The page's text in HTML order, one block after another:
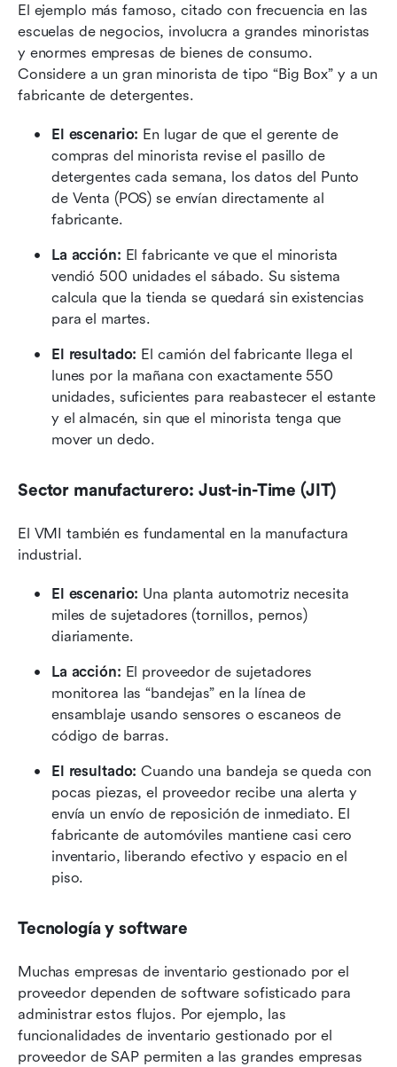
El ejemplo más famoso, citado con frecuencia en las
escuelas de negocios, involucra a grandes minoristas
y enormes empresas de bienes de consumo.
Considere a un gran minorista de tipo “Big Box” y a un
fabricante de detergentes.
El escenario: En lugar de que el gerente de
compras del minorista revise el pasillo de
detergentes cada semana, los datos del Punto
de Venta (POS) se envían directamente al
fabricante.
La acción: El fabricante ve que el minorista
vendió 500 unidades el sábado. Su sistema
calcula que la tienda se quedará sin existencias
para el martes.
El resultado: El camión del fabricante llega el
lunes por la mañana con exactamente 550
unidades, suficientes para reabastecer el estante
y el almacén, sin que el minorista tenga que
mover un dedo.
Sector manufacturero: Just-in-Time (JIT)
El VMI también es fundamental en la manufactura
industrial.
El escenario: Una planta automotriz necesita
miles de sujetadores (tornillos, pernos)
diariamente.
La acción: El proveedor de sujetadores
monitorea las “bandejas” en la línea de
ensamblaje usando sensores o escaneos de
código de barras.
El resultado: Cuando una bandeja se queda con
pocas piezas, el proveedor recibe una alerta y
envía un envío de reposición de inmediato. El
fabricante de automóviles mantiene casi cero
inventario, liberando efectivo y espacio en el
piso.
Tecnología y software
Muchas empresas de inventario gestionado por el
proveedor dependen de software sofisticado para
administrar estos flujos. Por ejemplo, las
funcionalidades de inventario gestionado por el
proveedor de SAP permiten a las grandes empresas